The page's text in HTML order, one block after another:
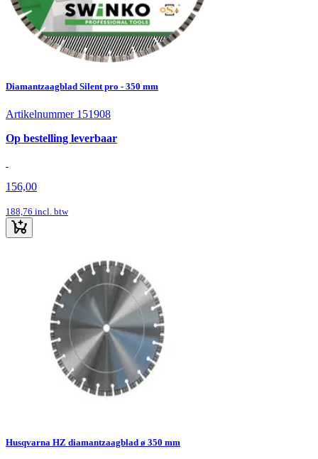
Diamantzaagblad Silent pro - 350 mm
Artikelnummer 151908
Op bestelling leverbaar
156,00
188,76 incl. btw
Husqvarna HZ diamantzaagblad ø 350 mm